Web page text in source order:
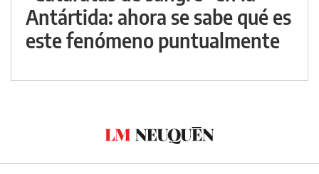
Antártida: ahora se sabe qué es
este fenómeno puntualmente